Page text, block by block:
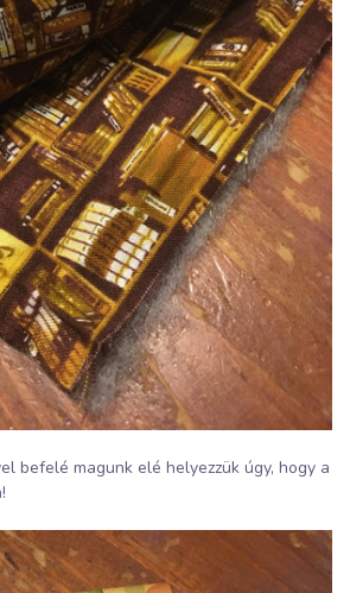
befelé magunk elé helyezzük úgy, hogy a